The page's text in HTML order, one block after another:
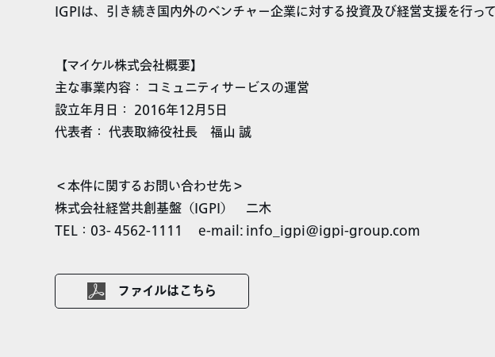
IGPIは、引き続き国内外のベンチャー企業に対する投資及び経営支援を行って
【マイケル株式会社概要】
主な事業内容： コミュニティサービスの運営
設立年月日： 2016年12月5日
代表者： 代表取締役社長 福山 誠
＜本件に関するお問い合わせ先＞
株式会社経営共創基盤（IGPI） 二木
TEL：03- 4562-1111 e-mail: info_igpi@igpi-group.com
ファイルはこちら